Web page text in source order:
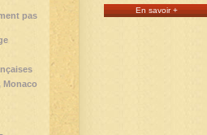
En savoir +
pas
Monaco